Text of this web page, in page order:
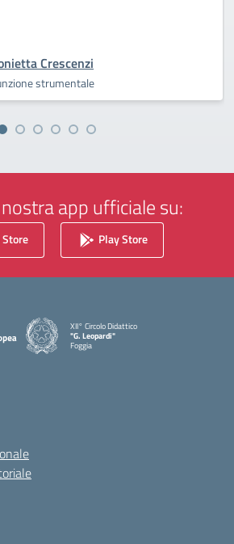
Crescenzi
strumentale
app ufficiale su:
Play Store
XII° Circolo Didattico
"G. Leopardi"
Foggia
— Visita la pagina iniziale della scuola